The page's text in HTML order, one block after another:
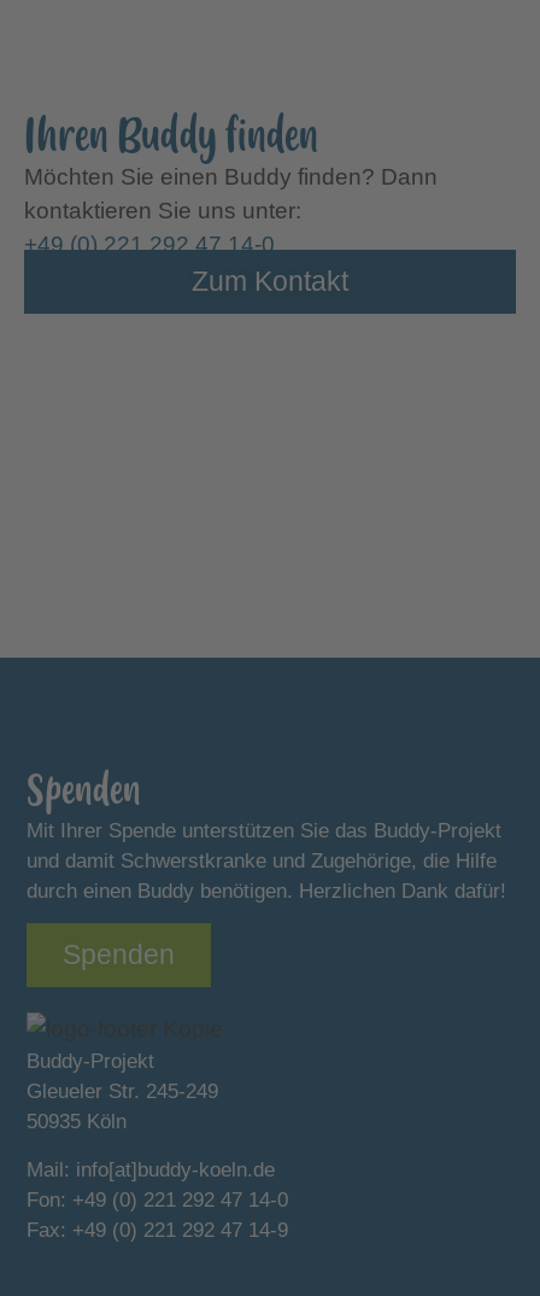
Ihren Buddy finden
Möchten Sie einen Buddy finden? Dann
kontaktieren Sie uns unter:
+49 (0) 221 292 47 14-0
Zum Kontakt
Buddy-Projekt
Gleueler Str. 245-249
50935 Köln
Mail: info[at]buddy-koeln.de
Fon: +49 (0) 221 292 47 14-0
Fax: +49 (0) 221 292 47 14-9
Spenden
Mit Ihrer Spende unterstützen Sie das Buddy-Projekt
und damit Schwerstkranke und Zugehörige, die Hilfe
durch einen Buddy benötigen. Herzlichen Dank dafür!
Spenden